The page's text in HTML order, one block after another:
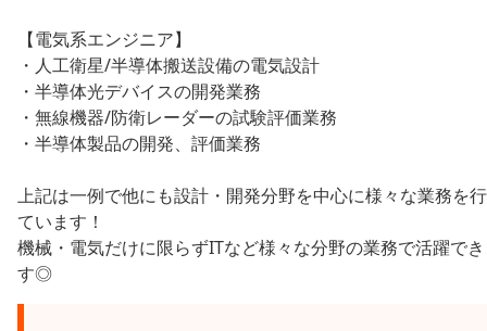
【電気系エンジニア】
・人工衛星/半導体搬送設備の電気設計
・半導体光デバイスの開発業務
・無線機器/防衛レーダーの試験評価業務
・半導体製品の開発、評価業務
上記は一例で他にも設計・開発分野を中心に様々な業務を
ています！
機械・電気だけに限らずITなど様々な分野の業務で活躍で
す◎